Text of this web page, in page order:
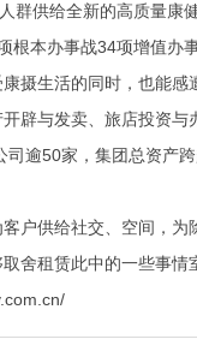
群供给全新的高质量康健
办事战34项增值办
摄生活的同时，也能感
与发卖、旅店投资与
逾50家，集团总资产
供给社交、空间，为
租赁此中的一些事情